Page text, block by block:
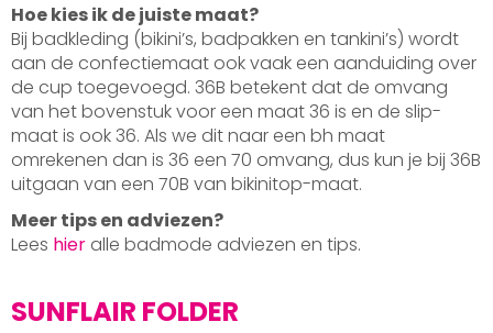
Hoe kies ik de juiste maat?
Bij badkleding (bikini’s, badpakken en tankini’s) wordt
aan de confectiemaat ook vaak een aanduiding over
de cup toegevoegd. 36B betekent dat de omvang
van het bovenstuk voor een maat 36 is en de slip-
maat is ook 36. Als we dit naar een bh maat
omrekenen dan is 36 een 70 omvang, dus kun je bij 36B
uitgaan van een 70B van bikinitop-maat.
Meer tips en adviezen?
Lees hier alle badmode adviezen en tips.
SUNFLAIR FOLDER